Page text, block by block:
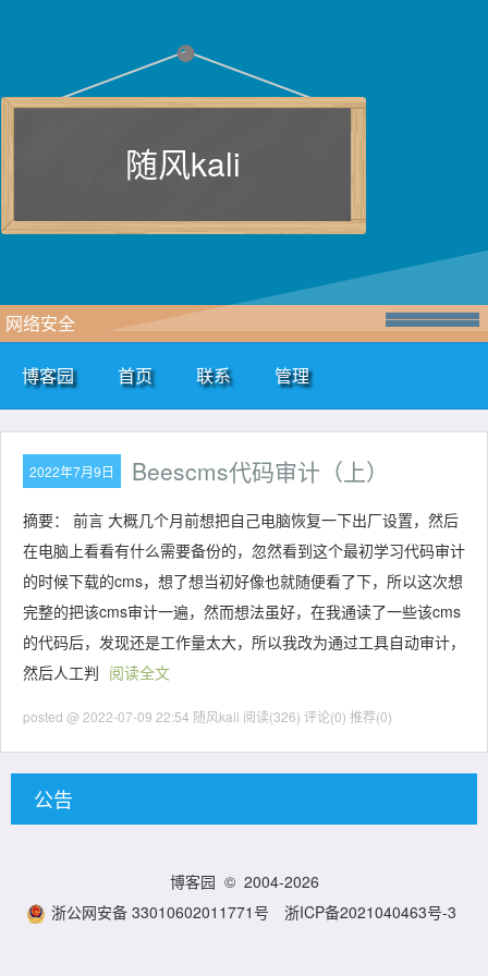
随风kali
网络安全
博客园 首页 联系 管理
2022年7月9日 Beescms代码审计（上）
摘要： 前言 大概几个月前想把自己电脑恢复一下出厂设置，然后
在电脑上看看有什么需要备份的，忽然看到这个最初学习代码审计
的时候下载的cms，想了想当初好像也就随便看了下，所以这次想
完整的把该cms审计一遍，然而想法虽好，在我通读了一些该cms
的代码后，发现还是工作量太大，所以我改为通过工具自动审计，
然后人工判 阅读全文
posted @ 2022-07-09 22:54 随风kali 阅读(326) 评论(0) 推荐(0)
公告
博客园 © 2004-2026
浙公网安备 33010602011771号
浙ICP备2021040463号-3